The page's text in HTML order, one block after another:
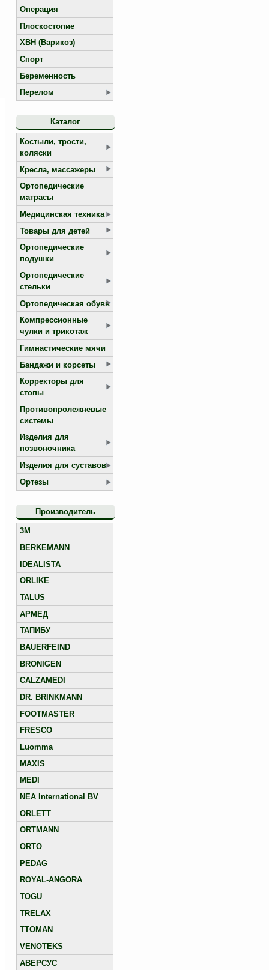
Операция
Плоскостопие
ХВН (Варикоз)
Спорт
Беременность
Перелом
Каталог
Костыли, трости,
коляски
Кресла, массажеры
Ортопедические
матрасы
Медицинская техника
Товары для детей
Ортопедические
подушки
Ортопедические
стельки
Ортопедическая обувь
Компрессионные
чулки и трикотаж
Гимнастические мячи
Бандажи и корсеты
Корректоры для
стопы
Противопролежневые
системы
Изделия для
позвоночника
Изделия для суставов
Ортезы
Производитель
3M
BERKEMANN
IDEALISTA
ORLIKE
TALUS
АРМЕД
ТАПИБУ
BAUERFEIND
BRONIGEN
CALZAMEDI
DR. BRINKMANN
FOOTMASTER
FRESCO
Luomma
MAXIS
MEDI
NEA International BV
ORLETT
ORTMANN
ORTO
PEDAG
ROYAL-ANGORA
TOGU
TRELAX
TTOMAN
VENOTEKS
АВЕРСУС